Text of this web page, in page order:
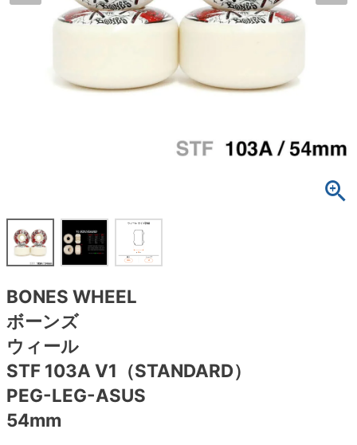
BONES WHEEL
ボーンズ
ウィール
STF 103A V1（STANDARD）
PEG-LEG-ASUS
54mm
8.4inch
8.5inch
8.6inch
8.7inch
8.8inch
8.5inch
8.6inch
8.7inch
8.8inch
8.9inch
64mm
65mm
70mm
72mm
75mm
ボーンズ STF（エスティーエフ）
パウエルペラルタ DF（ドラゴンフォーミュ
デッキテープ
パーツ・その他
練習用アイテム（初心者におすすめ）
スケートケース・バッグ
メディア（雑誌・DVD・CD）
27.5cm
28cm
28.5cm
29cm
29.5cm
シューレース・その他
パンツ
長袖ボタンシャツ
キャップ
ソックス
アンダーウエア
サイズの測り方
INFO
プライバシーポリシー